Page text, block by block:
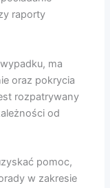
raporty
ma
oraz pokrycia
rozpatrywany
od
pomoc,
w zakresie